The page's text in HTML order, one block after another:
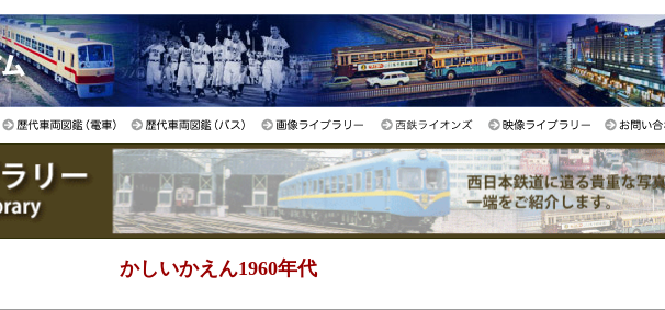
かしいかえん1960年代